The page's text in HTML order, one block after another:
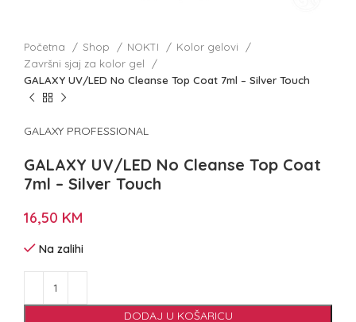
Početna Shop NOKTI
Kolor gelovi
Završni sjaj za kolor gel
GALAXY UV/LED No Cleanse Top Coat 7ml – Silver Touch
GALAXY PROFESSIONAL
GALAXY UV/LED No Cleanse Top Coat
7ml – Silver Touch
16,50 KM
Na zalihi
DODAJ U KOŠARICU